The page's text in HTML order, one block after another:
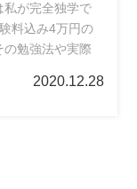
私が完全独学で
料込み4万円の
勉強法や実際
2020.12.28